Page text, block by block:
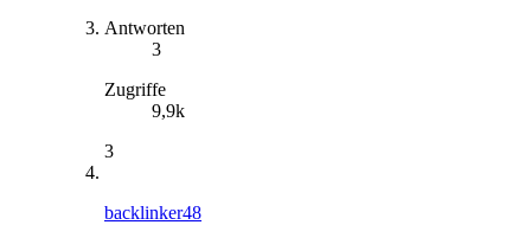
Antworten
3
Zugriffe
9,9k
3
backlinker48